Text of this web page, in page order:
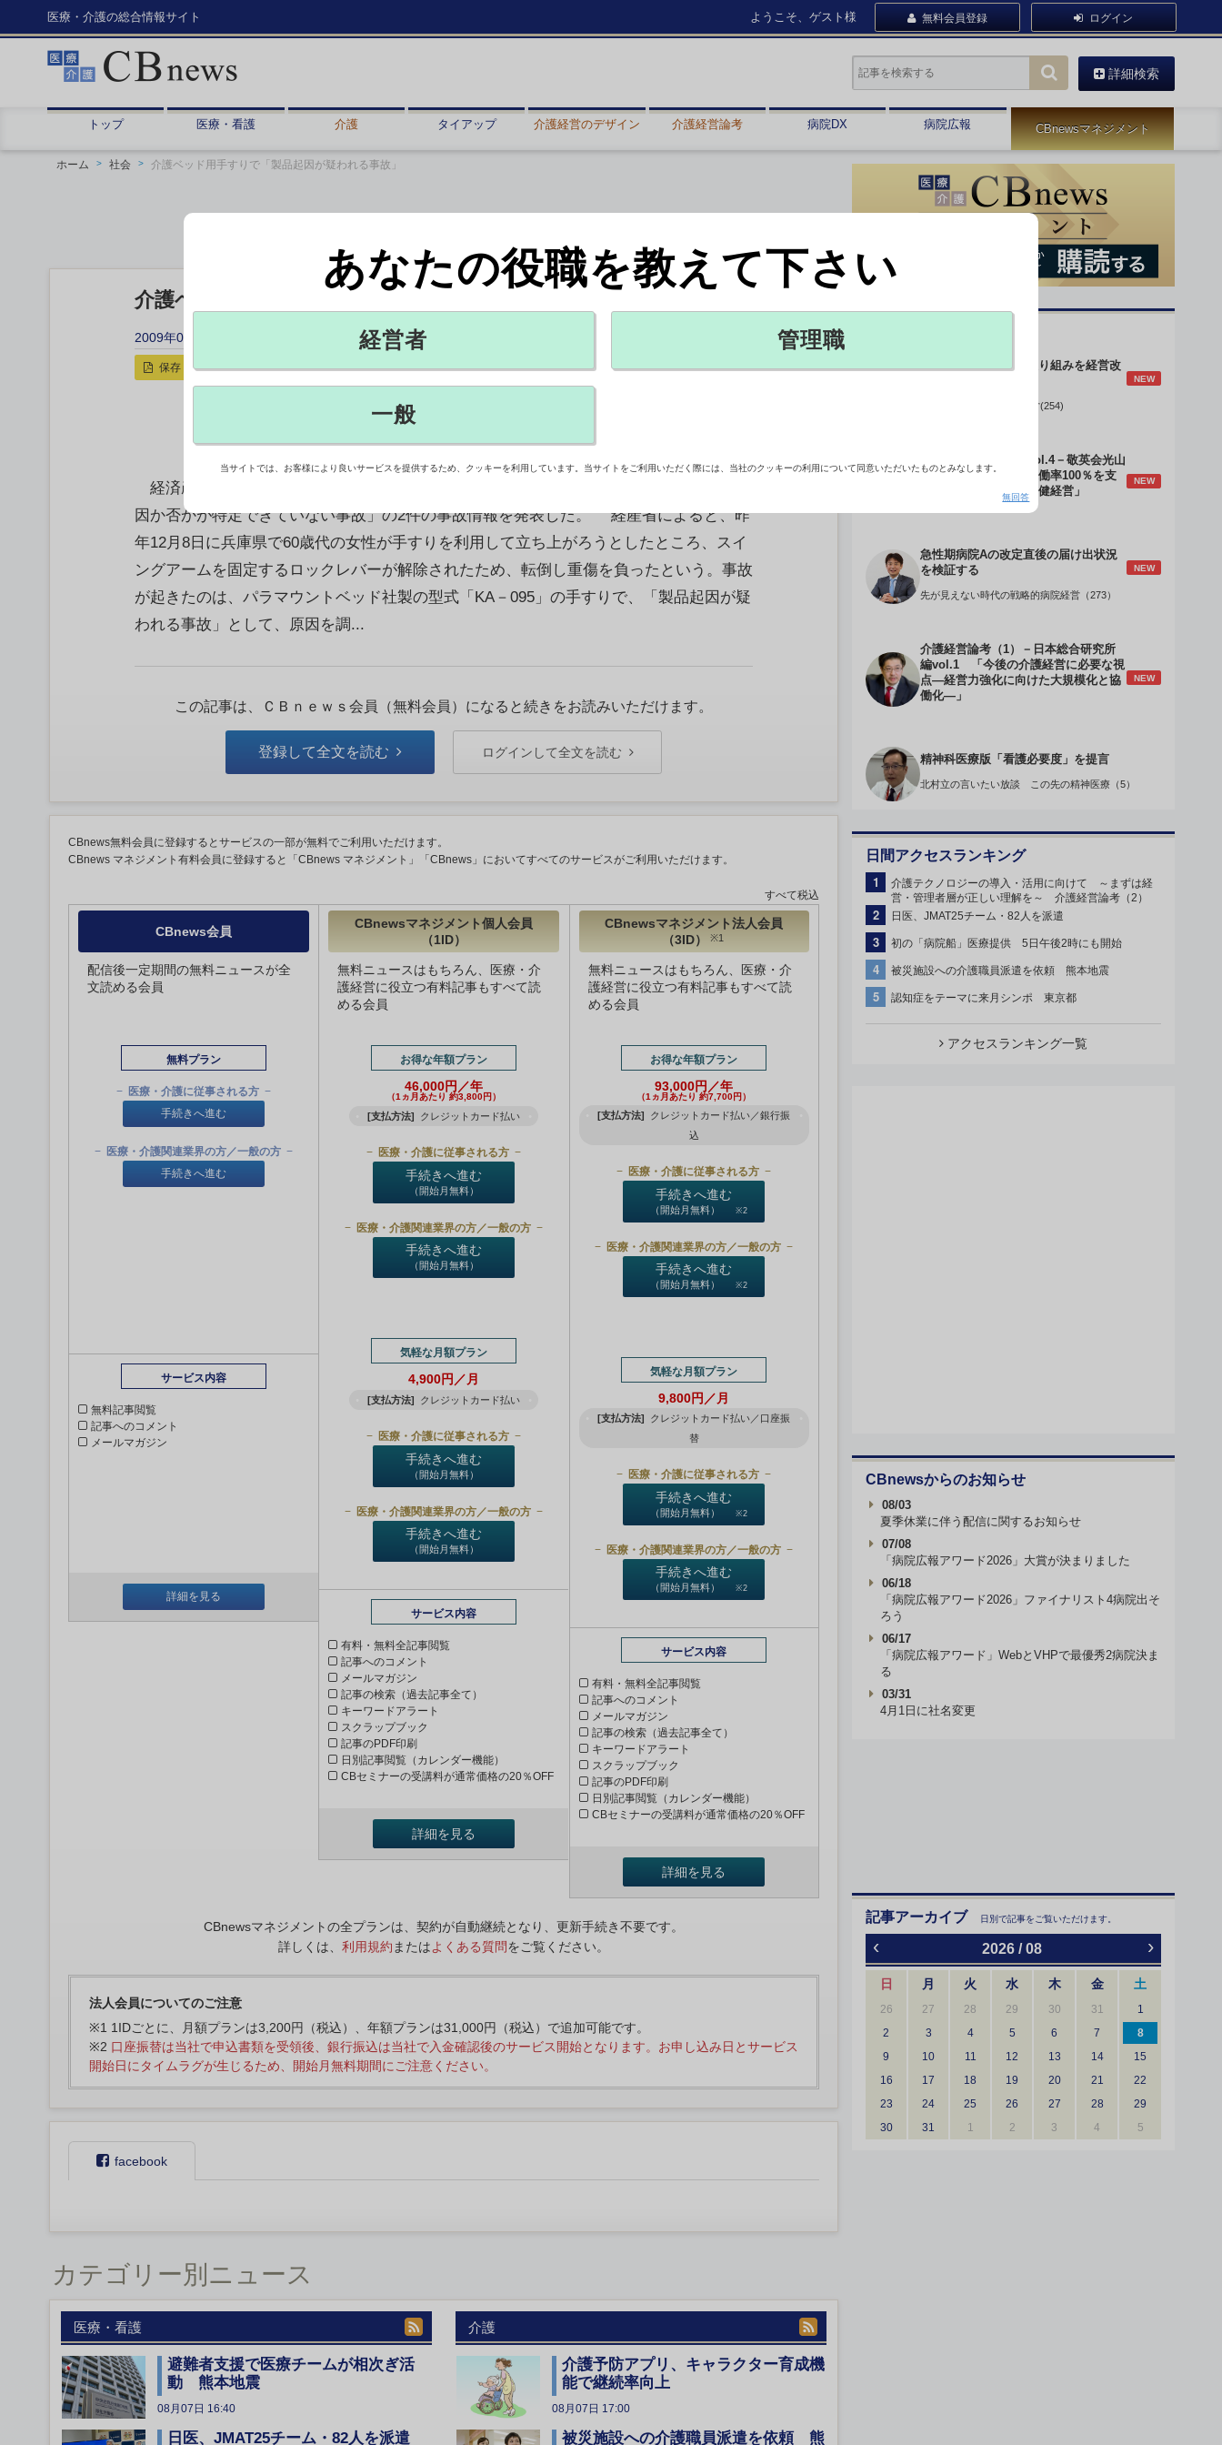
医療・介護の総合情報サイト ようこそ、ゲスト様 無料会員登録 ログイン
詳細検索
トップ 医療・看護 介護 タイアップ 介護経営のデザイン 介護経営論考 病院DX 病院広報 CBnewsマネジメント
ホーム 社会 介護ベッド用手すりで「製品起因が疑われる事故」
介護ベッド用手すりで「製品起因が疑われる事故」
2009年02月25日 12:08
保存 印刷用
経済産業省は2月24日、介護ベッド用手すりで「製品起因が疑われる事故」と「製品起
因か否かが特定できていない事故」の2件の事故情報を発表した。 経産省によると、昨
年12月8日に兵庫県で60歳代の女性が手すりを利用して立ち上がろうとしたところ、スイ
ングアームを固定するロックレバーが解除されたため、転倒し重傷を負ったという。事故
が起きたのは、パラマウントベッド社製の型式「KA－095」の手すりで、「製品起因が疑
われる事故」として、原因を調...
この記事は、ＣＢｎｅｗｓ会員（無料会員）になると続きをお読みいただけます。
登録して全文を読む ログインして全文を読む
CBnews無料会員に登録するとサービスの一部が無料でご利用いただけます。
CBnews マネジメント有料会員に登録すると「CBnews マネジメント」「CBnews」においてすべてのサービスがご利用いただけます。
すべて税込
CBnews会員
配信後一定期間の無料ニュースが全
文読める会員
無料プラン
医療・介護に従事される方
手続きへ進む
医療・介護関連業界の方／一般の方
手続きへ進む
サービス内容
無料記事閲覧
記事へのコメント
メールマガジン
詳細を見る
CBnewsマネジメント個人会員
（1ID）
無料ニュースはもちろん、医療・介
護経営に役立つ有料記事もすべて読
める会員
お得な年額プラン
46,000円／年
（1ヵ月あたり 約3,800円）
[支払方法] クレジットカード払い
医療・介護に従事される方
手続きへ進む
（開始月無料）
医療・介護関連業界の方／一般の方
手続きへ進む
（開始月無料）
気軽な月額プラン
4,900円／月
[支払方法] クレジットカード払い
医療・介護に従事される方
手続きへ進む
（開始月無料）
医療・介護関連業界の方／一般の方
手続きへ進む
（開始月無料）
サービス内容
有料・無料全記事閲覧
記事へのコメント
メールマガジン
記事の検索（過去記事全て）
キーワードアラート
スクラップブック
記事のPDF印刷
日別記事閲覧（カレンダー機能）
CBセミナーの受講料が通常価格の20％OFF
詳細を見る
CBnewsマネジメント法人会員
（3ID）
※1
無料ニュースはもちろん、医療・介
護経営に役立つ有料記事もすべて読
める会員
お得な年額プラン
93,000円／年
（1ヵ月あたり 約7,700円）
[支払方法]
クレジットカード払い／銀行振
込
医療・介護に従事される方
手続きへ進む
（開始月無料） ※2
医療・介護関連業界の方／一般の方
手続きへ進む
（開始月無料） ※2
気軽な月額プラン
9,800円／月
[支払方法]
クレジットカード払い／口座振
替
医療・介護に従事される方
手続きへ進む
（開始月無料） ※2
医療・介護関連業界の方／一般の方
手続きへ進む
（開始月無料） ※2
サービス内容
有料・無料全記事閲覧
記事へのコメント
メールマガジン
記事の検索（過去記事全て）
キーワードアラート
スクラップブック
記事のPDF印刷
日別記事閲覧（カレンダー機能）
CBセミナーの受講料が通常価格の20％OFF
詳細を見る
CBnewsマネジメントの全プランは、契約が自動継続となり、更新手続き不要です。
詳しくは、 利用規約 またはよくある質問をご覧ください。
法人会員についてのご注意
※1 1IDごとに、月額プランは3,200円（税込）、年額プランは31,000円（税込）で追加可能です。
※2 口座振替は当社で申込書類を受領後、銀行振込は当社で入金確認後のサービス開始となります。お申し込み日とサービス
開始日にタイムラグが生じるため、開始月無料期間にご注意ください。
facebook
カテゴリー別ニュース
医療・看護
避難者支援で医療チームが相次ぎ活
動 熊本地震
08月07日 16:40
日医、JMAT25チーム・82人を派遣
介護
介護予防アプリ、キャラクター育成機
能で継続率向上
08月07日 17:00
被災施設への介護職員派遣を依頼 熊
身体的拘束最小化の取り組みを経営改
NEW
データで読み解く病院経営(254)
介護経営のデザインVol.4－敬英会光山
誠理事長 「驚異の稼働率100％を支
える『顧客目線』の老健経営」
NEW
急性期病院Aの改定直後の届け出状況
を検証する
NEW
先が見えない時代の戦略的病院経営（273）
介護経営論考（1）－日本総合研究所
編vol.1 「今後の介護経営に必要な視
点―経営力強化に向けた大規模化と協
働化―」
NEW
精神科医療版「看護必要度」を提言
北村立の言いたい放談 この先の精神医療（5）
日間アクセスランキング
1
介護テクノロジーの導入・活用に向けて ～まずは経
営・管理者層が正しい理解を～ 介護経営論考（2）
2 日医、JMAT25チーム・82人を派遣
3 初の「病院船」医療提供 5日午後2時にも開始
4 被災施設への介護職員派遣を依頼 熊本地震
5 認知症をテーマに来月シンポ 東京都
アクセスランキング一覧
CBnewsからのお知らせ
08/03
夏季休業に伴う配信に関するお知らせ
07/08
「病院広報アワード2026」大賞が決まりました
06/18
「病院広報アワード2026」ファイナリスト4病院出そ
ろう
06/17
「病院広報アワード」WebとVHPで最優秀2病院決ま
る
03/31
4月1日に社名変更
記事アーカイブ 日別で記事をご覧いただけます。
‹ 2026 / 08 ›
日 月 火 水 木 金 土
26 27 28 29 30 31
1
2
3 4 5 6 7
8
9
10 11 12 13 14
15
16
17 18 19 20 21
22
23
24 25 26 27 28
29
30
31 1 2 3 4 5
あなたの役職を教えて下さい
経営者 管理職
一般
当サイトでは、お客様により良いサービスを提供するため、クッキーを利用しています。当サイトをご利用いただく際には、当社のクッキーの利用について同意いただいたものとみなします。
無回答